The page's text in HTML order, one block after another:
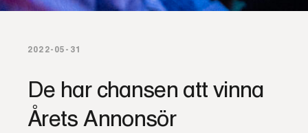
2022-05-31
De har chansen att vinna
Årets Annonsör